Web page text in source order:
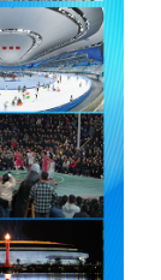
山西
江苏
江西